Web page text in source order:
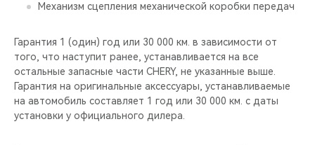
Механизм сцепления механической коробки передач
Гарантия 1 (один) год или 30 000 км. в зависимости от
того, что наступит ранее, устанавливается на все
остальные запасные части CHERY, не указанные выше.
Гарантия на оригинальные аксессуары, устанавливаемые
на автомобиль составляет 1 год или 30 000 км. с даты
установки у официального дилера.